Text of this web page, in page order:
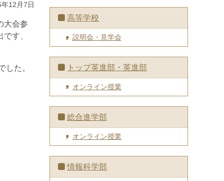
12月7日
大会参
す、
した。
高等学校
説明会・見学会
トップ英進部・英進部
オンライン授業
総合進学部
オンライン授業
情報科学部